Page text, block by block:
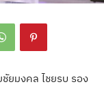
ยมงคล ไชยรบ รอง